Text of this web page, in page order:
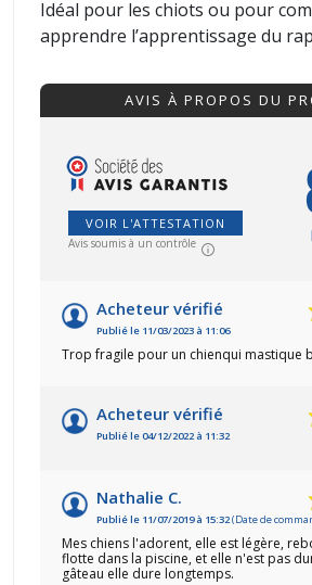
Idéal pour les chiots ou pour
apprendre l’apprentissage du
AVIS À PROPOS DU
VOIR L'ATTESTATION
Avis soumis à un contrôle
Acheteur vérifié
Publié le 11/03/2023 à 11:06
Trop fragile pour un chienqui mastique
Acheteur vérifié
Publié le 04/12/2022 à 11:32
Nathalie C.
Publié le 11/07/2019 à 15:32(Date de
Mes chiens l'adorent, elle est légère,
flotte dans la piscine, et elle n'est pas
gâteau elle dure longtemps.